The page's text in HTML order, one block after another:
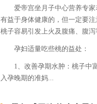
爱帝宫坐月子中心营养专家
有益于身体健康的，但一定要
桃子容易引发上火及腹痛、腹泻
孕妇适量吃些桃的益处：
1、改善孕期水肿：桃子中富
入孕晚期的准妈...